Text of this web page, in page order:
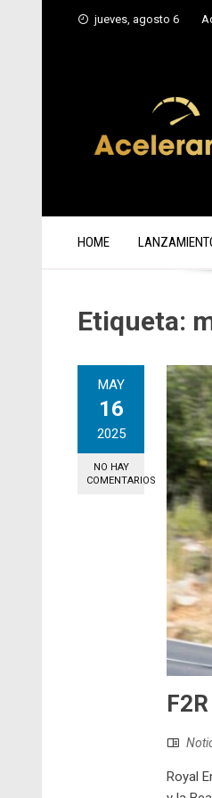
jueves, agosto 6
HOME
Etiqueta:
MAY
16
2025
NO HAY
COMENTARIOS
Royal